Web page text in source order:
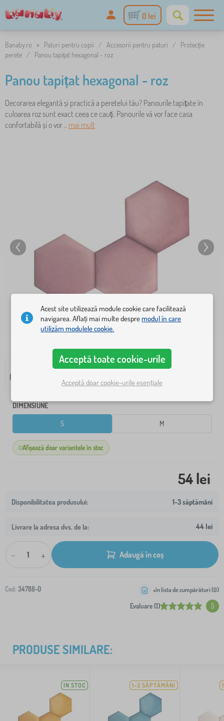
0 lei
Banaby.ro » Paturi pentru copii / Accesorii pentru paturi /
Protecție
perete / Panou tapițat hexagonal - roz
Panou tapițat hexagonal - roz
Decorarea elegantă și practică a peretelui tău? Panourile tapițate în
culoarea roz sunt exact ceea ce cauți. Panourile vă vor face casa
confortabilă și o vor .. mai mult
DIMENSIUNE
S M
Afișează doar variantele în stoc
54 lei
1-3 săptămâni
Livrare la adresa dvs. de la: 44 lei
- + Adaugă în coș
Cod: 34788-0
Evaluare (1) 5
+în lista de cumpărături (0)
PRODUSE SIMILARE:
IN STOC 1-3 SĂPTĂMÂNI
Acest site utilizează module cookie care facilitează
navigarea. Aflați mai multe despremodul în care
utilizăm modulele cookie.
Acceptă toate cookie-urile
Acceptă doar cookie-urile esențiale